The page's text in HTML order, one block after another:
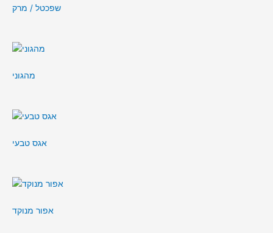
שפכטל / מרק
מהגוני
אגס טבעי
אפור מנוקד